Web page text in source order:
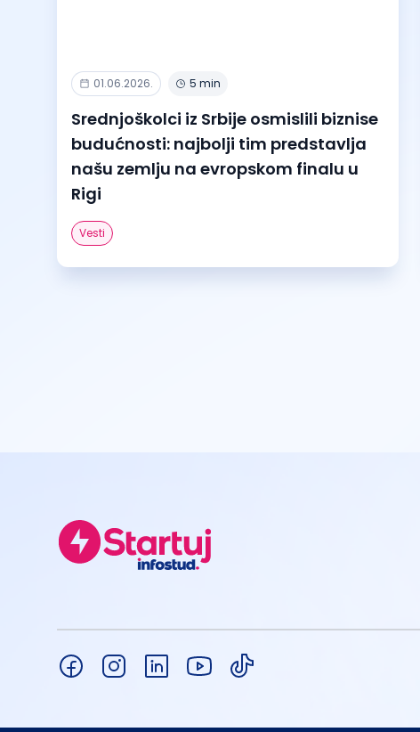
01.06.2026. 5 min
Srednjoškolci iz Srbije osmislili biznise
budućnosti: najbolji tim predstavlja
našu zemlju na evropskom finalu u
Rigi
Vesti